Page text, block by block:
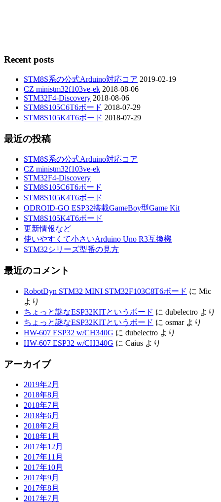
Recent posts
STM8S系の公式Arduino対応コア 2019-02-19
CZ ministm32f103ve-ek 2018-08-06
STM32F4-Discovery 2018-08-06
STM8S105C6T6ボード 2018-07-29
STM8S105K4T6ボード 2018-07-29
最近の投稿
STM8S系の公式Arduino対応コア
CZ ministm32f103ve-ek
STM32F4-Discovery
STM8S105C6T6ボード
STM8S105K4T6ボード
ODROID-GO ESP32搭載GameBoy型Game Kit
STM8S105K4T6ボード
更新情報など
使いやすくて小さいArduino Uno R3互換機
STM32シリーズ型番の見方
最近のコメント
RobotDyn STM32 MINI STM32F103C8T6ボード に Mic
より
ちょっと謎なESP32KITというボード に dubelectro より
ちょっと謎なESP32KITというボード に osmarより
HW-607 ESP32 w/CH340G に dubelectro より
HW-607 ESP32 w/CH340G に Caius より
アーカイブ
2019年2月
2018年8月
2018年7月
2018年6月
2018年2月
2018年1月
2017年12月
2017年11月
2017年10月
2017年9月
2017年8月
2017年7月